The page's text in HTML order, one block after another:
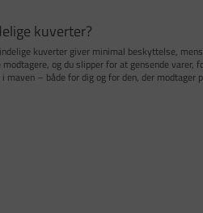
kuverter?
kuverter giver minimal beskyttelse,
og du slipper for at gensende varer,
– både for dig og for den, der modtager